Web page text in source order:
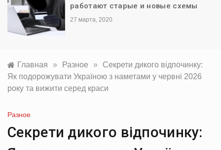
работают старые и новые схемы
27 марта, 2020
Главная » Разное »
Секрети дикого відпочинку:
Як подорожувати Україною з наметами у червні 2026
року та вижити серед краси
Разное
Секрети дикого відпочинку: